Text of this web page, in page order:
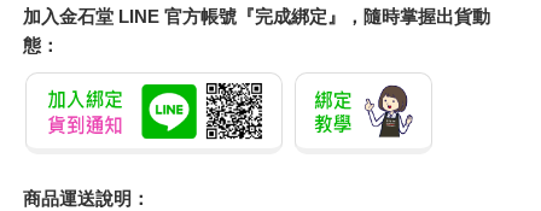
加入金石堂 LINE 官方帳號『完成綁定』，隨時掌握出貨動
態：
商品運送說明：